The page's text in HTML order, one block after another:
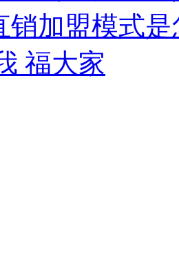
销加盟模式
福大家